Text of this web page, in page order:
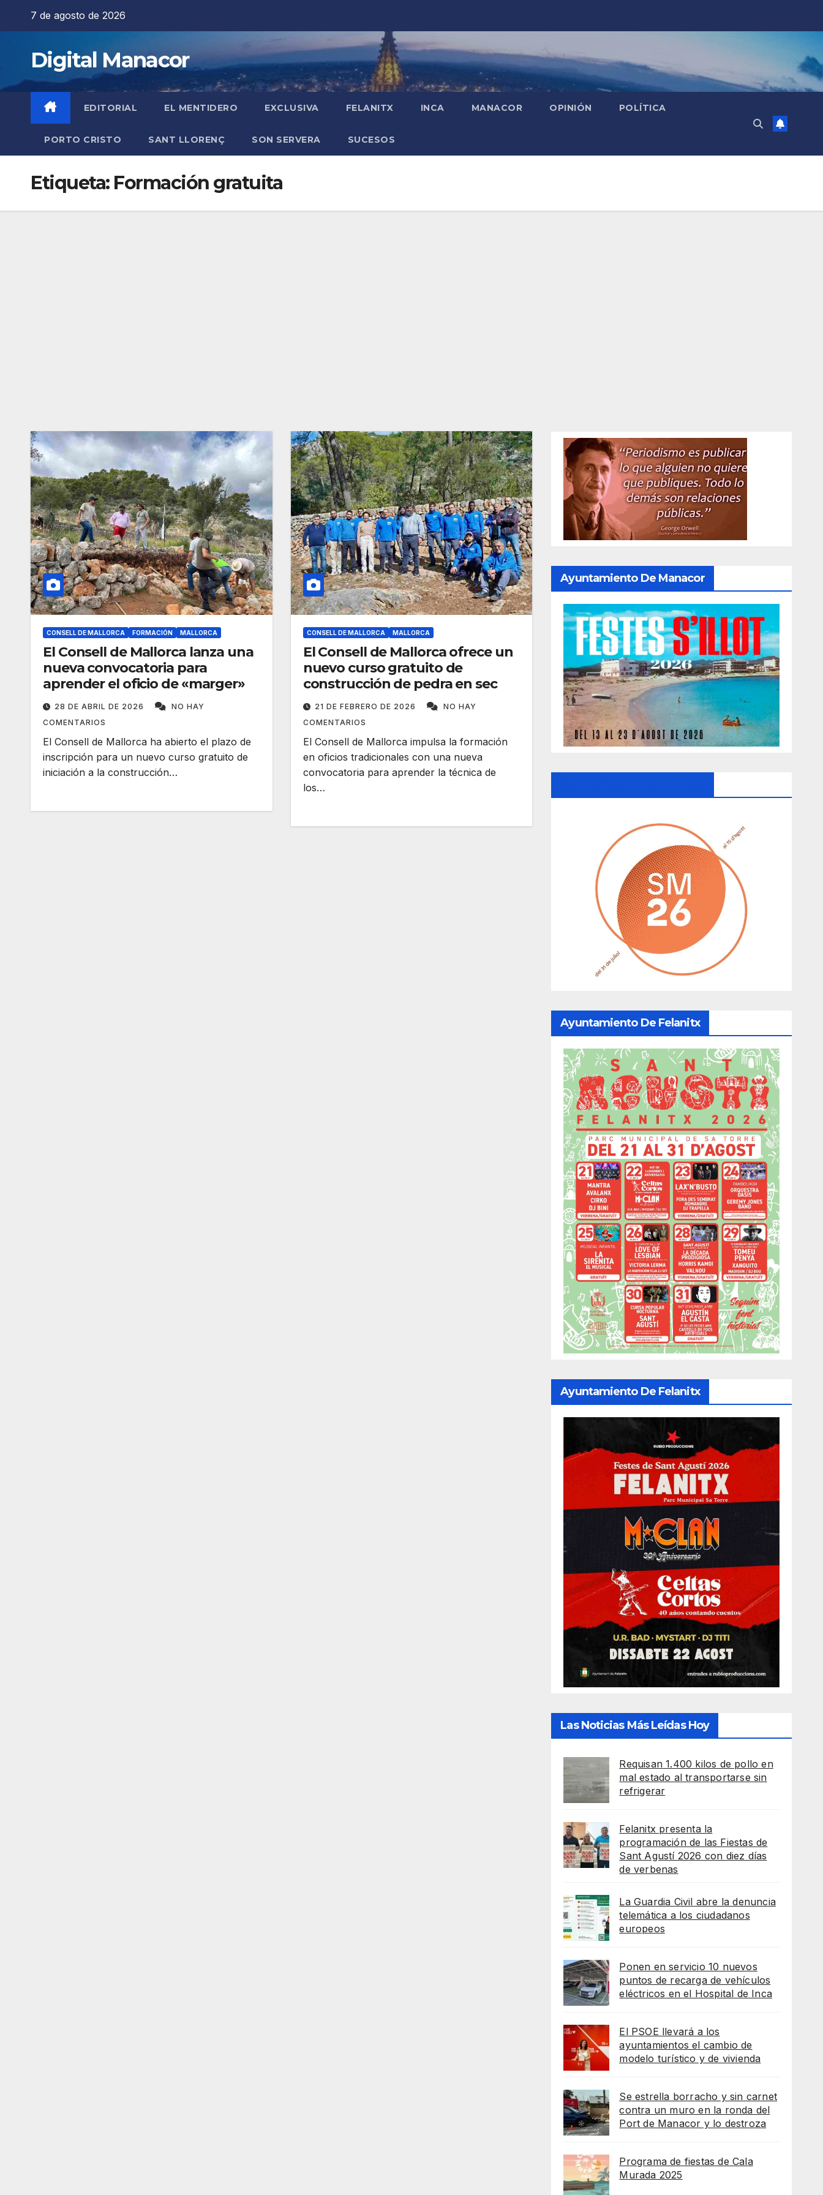
7 de agosto de 2026
Digital Manacor
EDITORIAL EL MENTIDERO EXCLUSIVA FELANITX INCA MANACOR OPINIÓN POLÍTICA
PORTO CRISTO SANT LLORENÇ SON SERVERA SUCESOS
Etiqueta: Formación gratuita
CONSELL DE MALLORCA FORMACIÓN MALLORCA
El Consell de Mallorca lanza una
nueva convocatoria para
aprender el oficio de «marger»
28 DE ABRIL DE 2026
NO HAY
COMENTARIOS
El Consell de Mallorca ha abierto el plazo de
inscripción para un nuevo curso gratuito de
iniciación a la construcción…
CONSELL DE MALLORCA MALLORCA
El Consell de Mallorca ofrece un
nuevo curso gratuito de
construcción de pedra en sec
21 DE FEBRERO DE 2026
NO HAY
COMENTARIOS
El Consell de Mallorca impulsa la formación
en oficios tradicionales con una nueva
convocatoria para aprender la técnica de
los…
Ayuntamiento De Manacor
Ayuntamiento De Felanitx
Ayuntamiento De Felanitx
Las Noticias Más Leídas Hoy
Requisan 1.400 kilos de pollo en
mal estado al transportarse sin
refrigerar
Felanitx presenta la
programación de las Fiestas de
Sant Agustí 2026 con diez días
de verbenas
La Guardia Civil abre la denuncia
telemática a los ciudadanos
europeos
Ponen en servicio 10 nuevos
puntos de recarga de vehículos
eléctricos en el Hospital de Inca
El PSOE llevará a los
ayuntamientos el cambio de
modelo turístico y de vivienda
Se estrella borracho y sin carnet
contra un muro en la ronda del
Port de Manacor y lo destroza
Programa de fiestas de Cala
Murada 2025